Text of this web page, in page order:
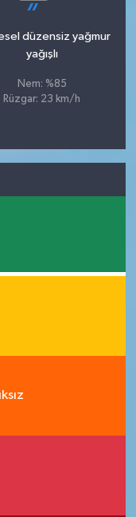
düzensiz yağmur
yağışlı
Nem: %85
Rüzgar: 23 km/h